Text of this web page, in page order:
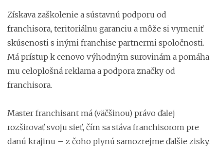
Získava zaškolenie a sústavnú podporu od
franchisora, teritoriálnu garanciu a môže si vymeniť
skúsenosti s inými franchise partnermi spoločnosti.
Má prístup k cenovo výhodným surovinám a pomáha
mu celoplošná reklama a podpora značky od
franchisora.
Master franchisant má (väčšinou) právo ďalej
rozširovať svoju sieť, čím sa stáva franchisorom pre
danú krajinu – z čoho plynú samozrejme ďalšie zisky.